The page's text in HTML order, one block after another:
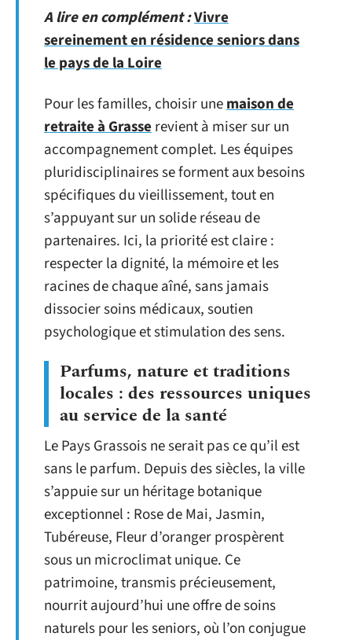
A lire en complément :Vivre
sereinement en résidence seniors dans
le pays de la Loire
Pour les familles, choisir unemaison de
retraite à Grasserevient à miser sur un
accompagnement complet. Les équipes
pluridisciplinaires se forment aux besoins
spécifiques du vieillissement, tout en
s’appuyant sur un solide réseau de
partenaires. Ici, la priorité est claire :
respecter la dignité, la mémoire et les
racines de chaque aîné, sans jamais
dissocier soins médicaux, soutien
psychologique et stimulation des sens.
Parfums, nature et traditions
locales : des ressources uniques
au service de la santé
Le Pays Grassois ne serait pas ce qu’il est
sans le parfum. Depuis des siècles, la ville
s’appuie sur un héritage botanique
exceptionnel : Rose de Mai, Jasmin,
Tubéreuse, Fleur d’oranger prospèrent
sous un microclimat unique. Ce
patrimoine, transmis précieusement,
nourrit aujourd’hui une offre de soins
naturels pour les seniors, où l’on conjugue